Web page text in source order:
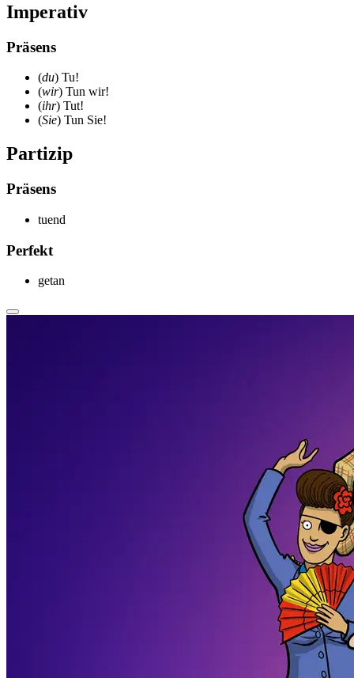
Imperativ
Präsens
(du) Tu!
(wir) Tun wir!
(ihr) Tut!
(Sie) Tun Sie!
Partizip
Präsens
tuend
Perfekt
getan